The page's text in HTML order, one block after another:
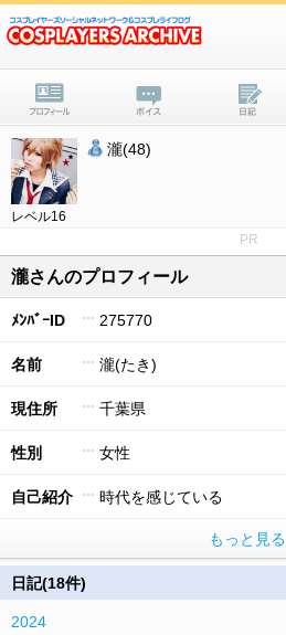
レベル16
瀧(48)
PR
瀧さんのプロフィール
ﾒﾝﾊﾞｰID 275770
名前 瀧(たき)
現住所 千葉県
性別 女性
自己紹介 時代を感じている
もっと見る
日記(18件)
2024